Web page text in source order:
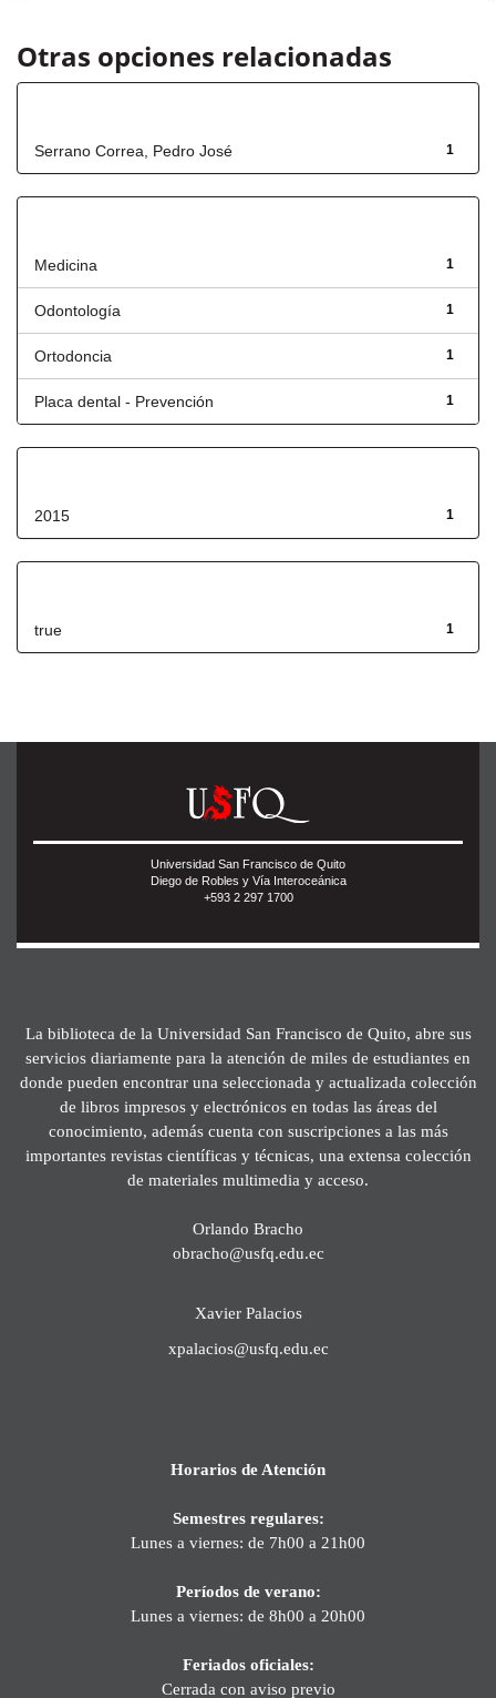
Otras opciones relacionadas
1
Serrano Correa, Pedro José
1
Medicina
1
Odontología
1
Ortodoncia
1
Placa dental - Prevención
1
2015
1
true
Universidad San Francisco de Quito
Diego de Robles y Vía Interoceánica
+593 2 297 1700
La biblioteca de la Universidad San Francisco de Quito, abre sus
servicios diariamente para la atención de miles de estudiantes en
donde pueden encontrar una seleccionada y actualizada colección
de libros impresos y electrónicos en todas las áreas del
conocimiento, además cuenta con suscripciones a las más
importantes revistas científicas y técnicas, una extensa colección
de materiales multimedia y acceso.
Orlando Bracho
obracho@usfq.edu.ec
Xavier Palacios
xpalacios@usfq.edu.ec
Horarios de Atención
Semestres regulares:
Lunes a viernes: de 7h00 a 21h00
Períodos de verano:
Lunes a viernes: de 8h00 a 20h00
Feriados oficiales:
Cerrada con aviso previo